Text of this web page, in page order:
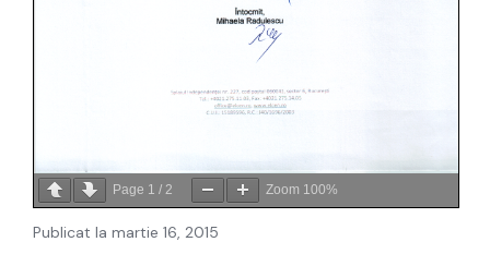
Page 1 / 2 Zoom 100%
Publicat la martie 16, 2015